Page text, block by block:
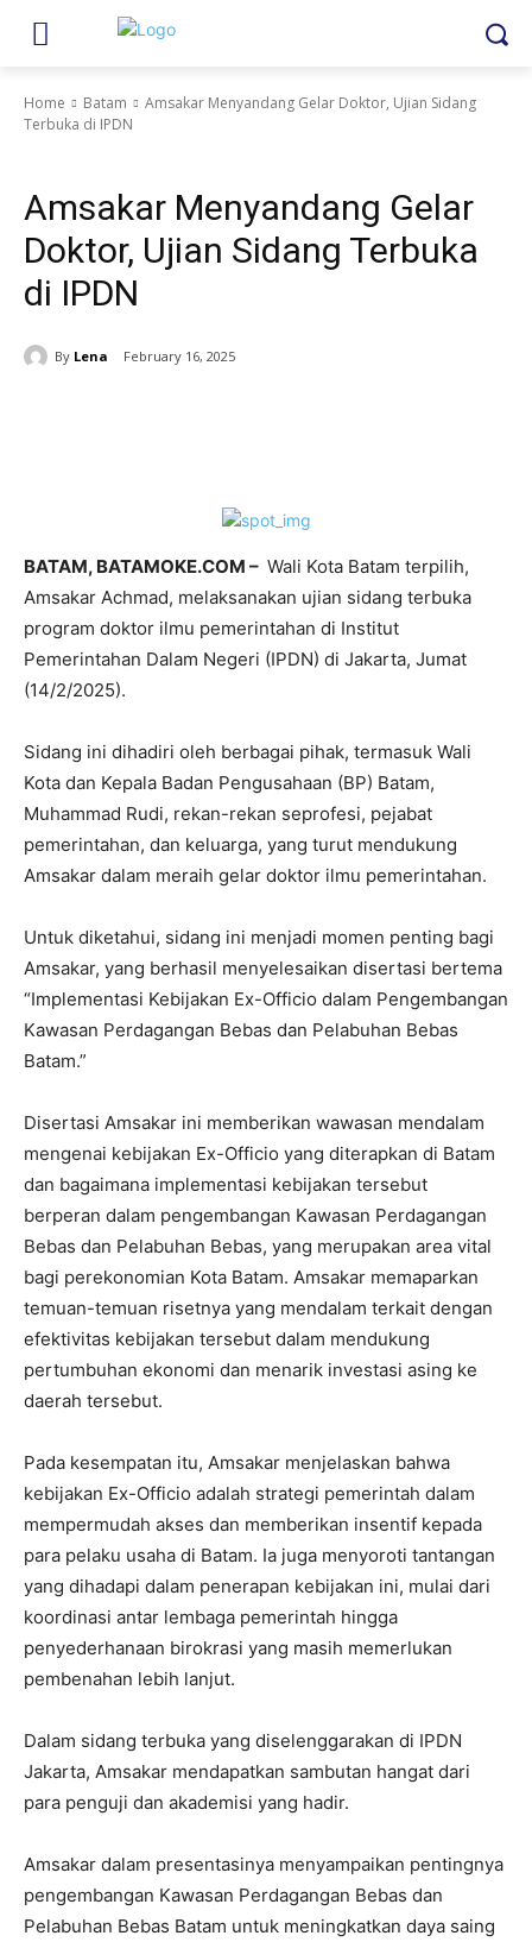
Home Batam
Amsakar Menyandang Gelar Doktor, Ujian Sidang
Terbuka di IPDN
Amsakar Menyandang Gelar
Doktor, Ujian Sidang Terbuka
di IPDN
By Lena February 16, 2025
BATAM, BATAMOKE.COM – Wali Kota Batam terpilih,
Amsakar Achmad, melaksanakan ujian sidang terbuka
program doktor ilmu pemerintahan di Institut
Pemerintahan Dalam Negeri (IPDN) di Jakarta, Jumat
(14/2/2025).
Sidang ini dihadiri oleh berbagai pihak, termasuk Wali
Kota dan Kepala Badan Pengusahaan (BP) Batam,
Muhammad Rudi, rekan-rekan seprofesi, pejabat
pemerintahan, dan keluarga, yang turut mendukung
Amsakar dalam meraih gelar doktor ilmu pemerintahan.
Untuk diketahui, sidang ini menjadi momen penting bagi
Amsakar, yang berhasil menyelesaikan disertasi bertema
“Implementasi Kebijakan Ex-Officio dalam Pengembangan
Kawasan Perdagangan Bebas dan Pelabuhan Bebas
Batam.”
Disertasi Amsakar ini memberikan wawasan mendalam
mengenai kebijakan Ex-Officio yang diterapkan di Batam
dan bagaimana implementasi kebijakan tersebut
berperan dalam pengembangan Kawasan Perdagangan
Bebas dan Pelabuhan Bebas, yang merupakan area vital
bagi perekonomian Kota Batam. Amsakar memaparkan
temuan-temuan risetnya yang mendalam terkait dengan
efektivitas kebijakan tersebut dalam mendukung
pertumbuhan ekonomi dan menarik investasi asing ke
daerah tersebut.
Pada kesempatan itu, Amsakar menjelaskan bahwa
kebijakan Ex-Officio adalah strategi pemerintah dalam
mempermudah akses dan memberikan insentif kepada
para pelaku usaha di Batam. Ia juga menyoroti tantangan
yang dihadapi dalam penerapan kebijakan ini, mulai dari
koordinasi antar lembaga pemerintah hingga
penyederhanaan birokrasi yang masih memerlukan
pembenahan lebih lanjut.
Dalam sidang terbuka yang diselenggarakan di IPDN
Jakarta, Amsakar mendapatkan sambutan hangat dari
para penguji dan akademisi yang hadir.
Amsakar dalam presentasinya menyampaikan pentingnya
pengembangan Kawasan Perdagangan Bebas dan
Pelabuhan Bebas Batam untuk meningkatkan daya saing